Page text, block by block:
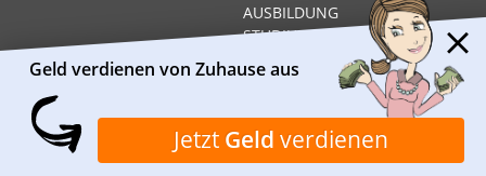
AUSBILDUNG
STUDIUM
GEHÄLTER
Impressum Datenschutz Kontakt
Über Heimarbeit.de
© 2026I❶I Heimarbeit.de
Geld verdienen von Zuhause aus
Jetzt Geld verdienen